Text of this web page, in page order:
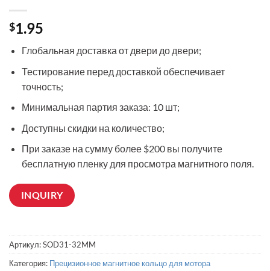
$1.95
Глобальная доставка от двери до двери;
Тестирование перед доставкой обеспечивает
точность;
Минимальная партия заказа: 10 шт;
Доступны скидки на количество;
При заказе на сумму более $200 вы получите
бесплатную пленку для просмотра магнитного поля.
INQUIRY
Артикул:SOD31-32MM
Категория: Прецизионное магнитное кольцо для мотора